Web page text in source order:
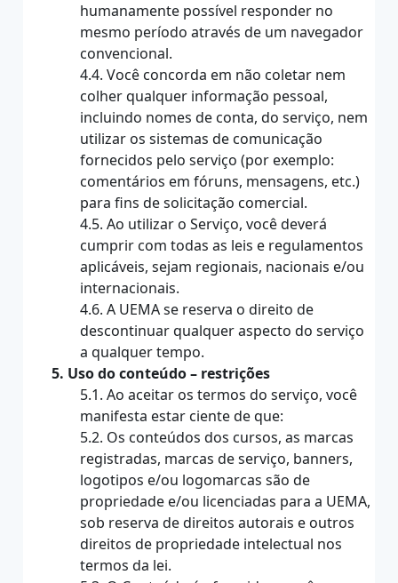
humanamente possível responder no
mesmo período através de um navegador
convencional.
4.4. Você concorda em não coletar nem
colher qualquer informação pessoal,
incluindo nomes de conta, do serviço, nem
utilizar os sistemas de comunicação
fornecidos pelo serviço (por exemplo:
comentários em fóruns, mensagens, etc.)
para fins de solicitação comercial.
4.5. Ao utilizar o Serviço, você deverá
cumprir com todas as leis e regulamentos
aplicáveis, sejam regionais, nacionais e/ou
internacionais.
4.6. A UEMA se reserva o direito de
descontinuar qualquer aspecto do serviço
a qualquer tempo.
5. Uso do conteúdo – restrições
5.1. Ao aceitar os termos do serviço, você
manifesta estar ciente de que:
5.2. Os conteúdos dos cursos, as marcas
registradas, marcas de serviço, banners,
logotipos e/ou logomarcas são de
propriedade e/ou licenciadas para a UEMA,
sob reserva de direitos autorais e outros
direitos de propriedade intelectual nos
termos da lei.